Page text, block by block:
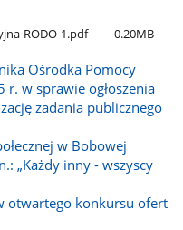
RODO-1.pdf 0.20MB
Ośrodka Pomocy
r. w sprawie ogłoszenia
zadania publicznego
w Bobowej
„Każdy inny - wszyscy
otwartego konkursu ofert